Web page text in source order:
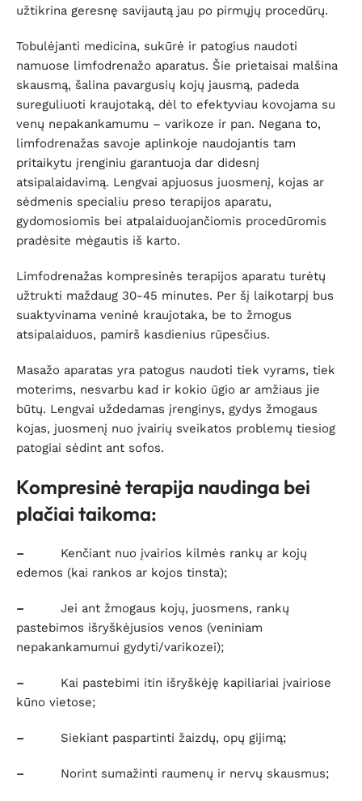
užtikrina geresnę savijautą jau po pirmųjų procedūrų.
Tobulėjanti medicina, sukūrė ir patogius naudoti
namuose limfodrenažo aparatus. Šie prietaisai malšina
skausmą, šalina pavargusių kojų jausmą, padeda
sureguliuoti kraujotaką, dėl to efektyviau kovojama su
venų nepakankamumu – varikoze ir pan. Negana to,
limfodrenažas savoje aplinkoje naudojantis tam
pritaikytu įrenginiu garantuoja dar didesnį
atsipalaidavimą. Lengvai apjuosus juosmenį, kojas ar
sėdmenis specialiu preso terapijos aparatu,
gydomosiomis bei atpalaiduojančiomis procedūromis
pradėsite mėgautis iš karto.
Limfodrenažas kompresinės terapijos aparatu turėtų
užtrukti maždaug 30-45 minutes. Per šį laikotarpį bus
suaktyvinama veninė kraujotaka, be to žmogus
atsipalaiduos, pamirš kasdienius rūpesčius.
Masažo aparatas yra patogus naudoti tiek vyrams, tiek
moterims, nesvarbu kad ir kokio ūgio ar amžiaus jie
būtų. Lengvai uždedamas įrenginys, gydys žmogaus
kojas, juosmenį nuo įvairių sveikatos problemų tiesiog
patogiai sėdint ant sofos.
Kompresinė terapija naudinga bei
plačiai taikoma:
– Kenčiant nuo įvairios kilmės rankų ar kojų
edemos (kai rankos ar kojos tinsta);
– Jei ant žmogaus kojų, juosmens, rankų
pastebimos išryškėjusios venos (veniniam
nepakankamumui gydyti/varikozei);
– Kai pastebimi itin išryškėję kapiliariai įvairiose
kūno vietose;
– Siekiant paspartinti žaizdų, opų gijimą;
– Norint sumažinti raumenų ir nervų skausmus;